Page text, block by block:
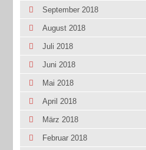
September 2018
August 2018
Juli 2018
Juni 2018
Mai 2018
April 2018
März 2018
Februar 2018